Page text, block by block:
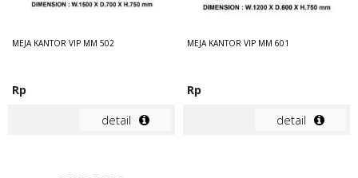
MEJA KANTOR VIP MM 502
Rp
detail
MEJA KANTOR VIP MM 601
Rp
detail